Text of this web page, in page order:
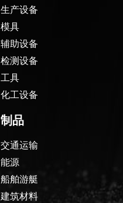
生产设备
模具
辅助设备
检测设备
工具
化工设备
制品
交通运输
能源
船舶游艇
建筑材料